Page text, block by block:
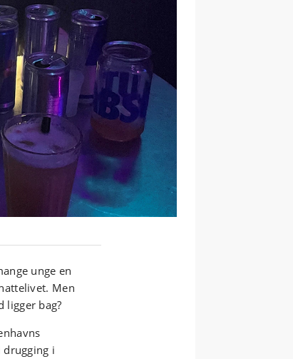
unge en
Men
ligger bag?
i